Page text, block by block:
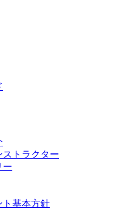
ストラクター
ー
ト基本方針